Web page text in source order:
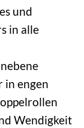
und
in alle
in engen
Wendigkeit